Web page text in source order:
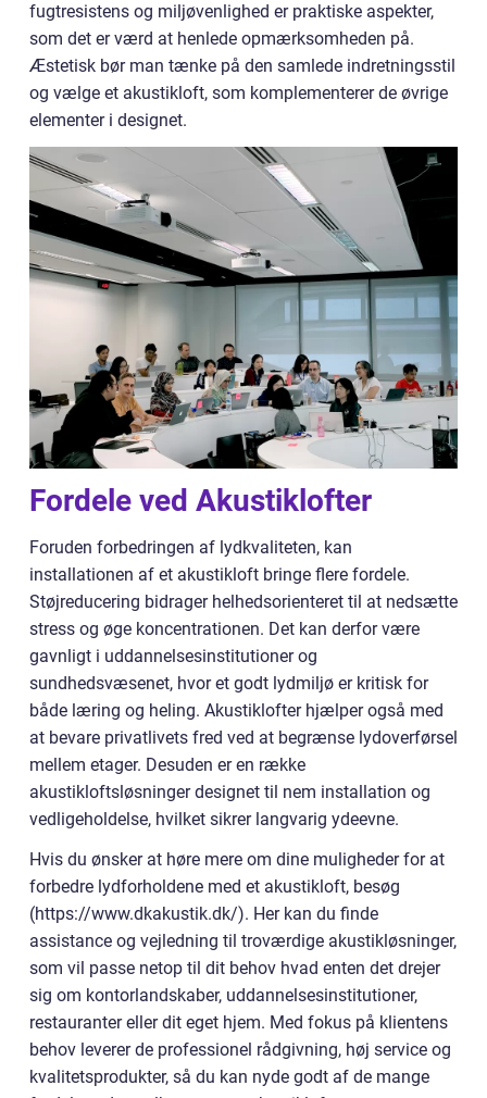
fugtresistens og miljøvenlighed er praktiske aspekter,
som det er værd at henlede opmærksomheden på.
Æstetisk bør man tænke på den samlede indretningsstil
og vælge et akustikloft, som komplementerer de øvrige
elementer i designet.
Fordele ved Akustiklofter
Foruden forbedringen af lydkvaliteten, kan
installationen af et akustikloft bringe flere fordele.
Støjreducering bidrager helhedsorienteret til at nedsætte
stress og øge koncentrationen. Det kan derfor være
gavnligt i uddannelsesinstitutioner og
sundhedsvæsenet, hvor et godt lydmiljø er kritisk for
både læring og heling. Akustiklofter hjælper også med
at bevare privatlivets fred ved at begrænse lydoverførsel
mellem etager. Desuden er en række
akustikloftsløsninger designet til nem installation og
vedligeholdelse, hvilket sikrer langvarig ydeevne.
Hvis du ønsker at høre mere om dine muligheder for at
forbedre lydforholdene med et akustikloft, besøg
(https://www.dkakustik.dk/). Her kan du finde
assistance og vejledning til troværdige akustikløsninger,
som vil passe netop til dit behov hvad enten det drejer
sig om kontorlandskaber, uddannelsesinstitutioner,
restauranter eller dit eget hjem. Med fokus på klientens
behov leverer de professionel rådgivning, høj service og
kvalitetsprodukter, så du kan nyde godt af de mange